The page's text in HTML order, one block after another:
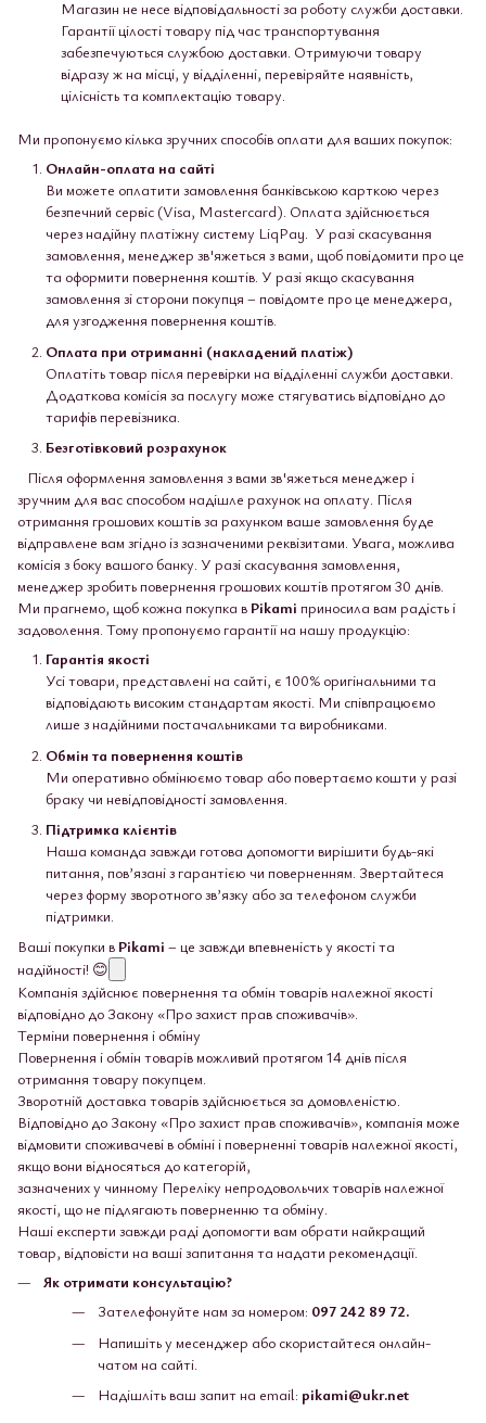
Магазин не несе відповідальності за роботу служби доставки.
Гарантії цілості товару під час транспортування
забезпечуються службою доставки. Отримуючи товару
відразу ж на місці, у відділенні, перевіряйте наявність,
цілісність та комплектацію товару.
Ми пропонуємо кілька зручних способів оплати для ваших покупок:
Онлайн-оплата на сайті
Ви можете оплатити замовлення банківською карткою через
безпечний сервіс (Visa, Mastercard). Оплата здійснюється
через надійну платіжну систему LiqPay. У разі скасування
замовлення, менеджер зв'яжеться з вами, щоб повідомити про це
та оформити повернення коштів. У разі якщо скасування
замовлення зі сторони покупця – повідомте про це менеджера,
для узгодження повернення коштів.
Оплата при отриманні (накладений платіж)
Оплатіть товар після перевірки на відділенні служби доставки.
Додаткова комісія за послугу може стягуватись відповідно до
тарифів перевізника.
Безготівковий розрахунок
Після оформлення замовлення з вами зв'яжеться менеджер і
зручним для вас способом надішле рахунок на оплату. Після
отримання грошових коштів за рахунком ваше замовлення буде
відправлене вам згідно із зазначеними реквізитами. Увага, можлива
комісія з боку вашого банку. У разі скасування замовлення,
менеджер зробить повернення грошових коштів протягом 30 днів.
Ми прагнемо, щоб кожна покупка в Pikami приносила вам радість і
задоволення. Тому пропонуємо гарантії на нашу продукцію:
Гарантія якості
Усі товари, представлені на сайті, є 100% оригінальними та
відповідають високим стандартам якості. Ми співпрацюємо
лише з надійними постачальниками та виробниками.
Обмін та повернення коштів
Ми оперативно обмінюємо товар або повертаємо кошти у разі
браку чи невідповідності замовлення.
Підтримка клієнтів
Наша команда завжди готова допомогти вирішити будь-які
питання, пов’язані з гарантією чи поверненням. Звертайтеся
через форму зворотного зв’язку або за телефоном служби
підтримки.
Ваші покупки в Pikami – це завжди впевненість у якості та
надійності! 😊
Компанія здійснює повернення та обмін товарів належної якості
відповідно до Закону «Про захист прав споживачів».
Терміни повернення і обміну
Повернення і обмін товарів можливий протягом 14 днів після
отримання товару покупцем.
Зворотній доставка товарів здійснюється за домовленістю.
Відповідно до Закону «Про захист прав споживачів», компанія може
відмовити споживачеві в обміні і поверненні товарів належної якості,
якщо вони відносяться до категорій,
зазначених у чинному Переліку непродовольчих товарів належної
якості, що не підлягають поверненню та обміну.
Наші експерти завжди раді допомогти вам обрати найкращий
товар, відповісти на ваші запитання та надати рекомендації.
Як отримати консультацію?
Зателефонуйте нам за номером: 097 242 89 72.
Напишіть у месенджер або скористайтеся онлайн-
чатом на сайті.
Надішліть ваш запит на email: pikami@ukr.net